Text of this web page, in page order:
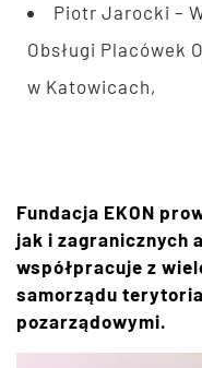
Piotr Jarocki –
Obsługi Placówek
w Katowicach,
Fundacja EKON
jak i zagranicznych
współpracuje z
samorządu
pozarządowymi.